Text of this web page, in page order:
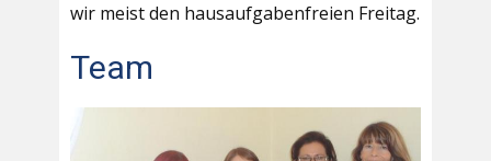
wir meist den hausaufgabenfreien Freitag.
Team